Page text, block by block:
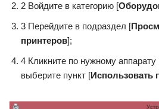
2 Войдите в категорию [
3 Перейдите в подраздел [
принтеров];
4 Кликните по нужному аппарату
выберите пункт [Использовать